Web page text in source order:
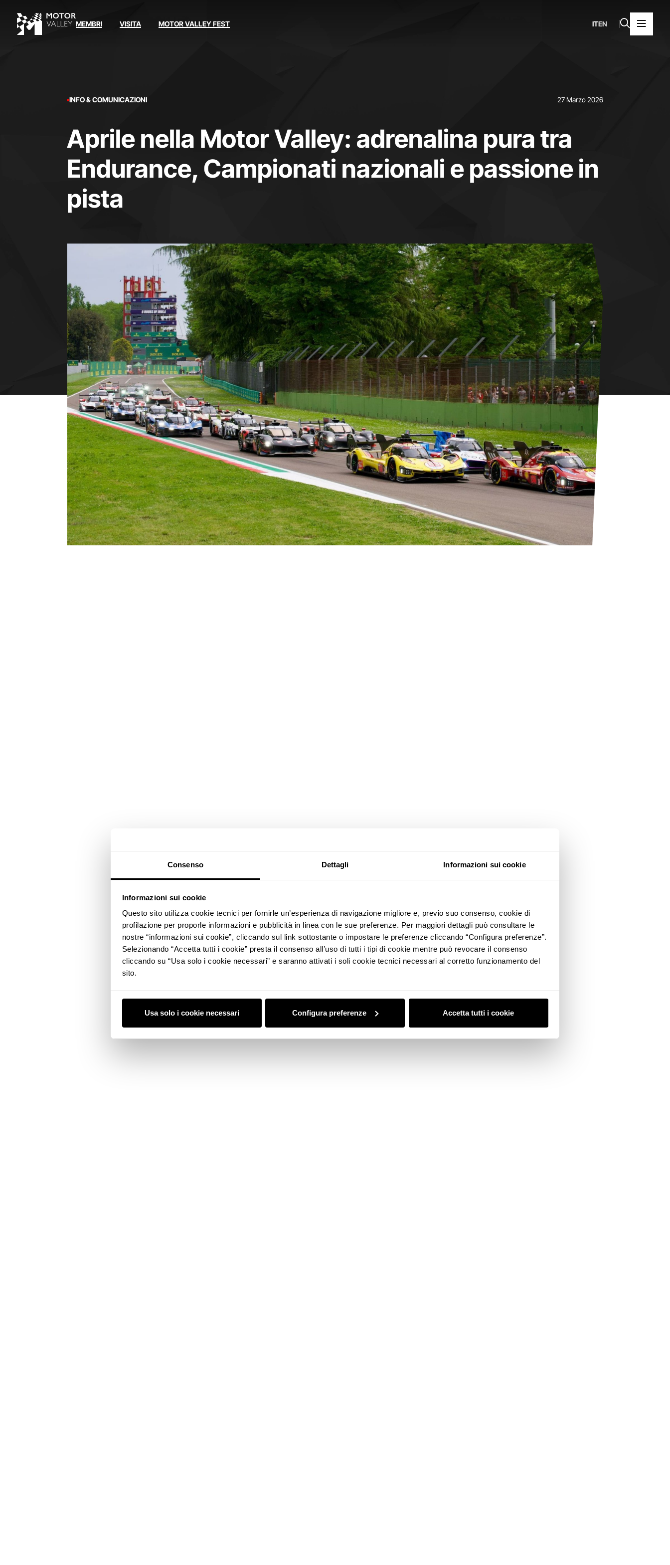
Consenso Dettagli Informazioni sui cookie
Informazioni sui cookie
Questo sito utilizza cookie tecnici per fornirle un’esperienza di navigazione migliore e, previo suo consenso, cookie di
profilazione per proporle informazioni e pubblicità in linea con le sue preferenze. Per maggiori dettagli può consultare le
nostre “informazioni sui cookie”, cliccando sul link sottostante o impostare le preferenze cliccando “Configura preferenze”.
Selezionando “Accetta tutti i cookie” presta il consenso all’uso di tutti i tipi di cookie mentre può revocare il consenso
cliccando su “Usa solo i cookie necessari” e saranno attivati i soli cookie tecnici necessari al corretto funzionamento del
sito.
Usa solo i cookie necessari Configura preferenze Accetta tutti i cookie
MEMBRI VISITA MOTOR VALLEY FEST ITEN
INFO & COMUNICAZIONI 27 Marzo 2026
Aprile nella Motor Valley: adrenalina pura tra
Endurance, Campionati nazionali e passione in
pista